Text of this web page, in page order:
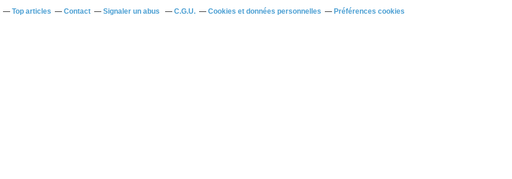
Top articles Contact Signaler un abus C.G.U. Cookies et données personnelles Préférences cookies